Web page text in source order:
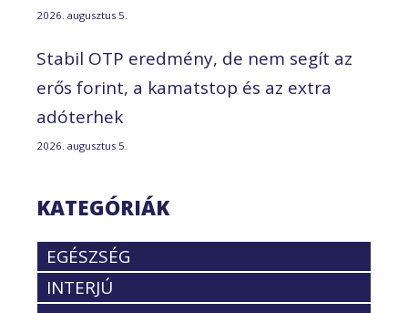
2026. augusztus 5.
Stabil OTP eredmény, de nem segít az
erős forint, a kamatstop és az extra
adóterhek
2026. augusztus 5.
KATEGÓRIÁK
EGÉSZSÉG
INTERJÚ